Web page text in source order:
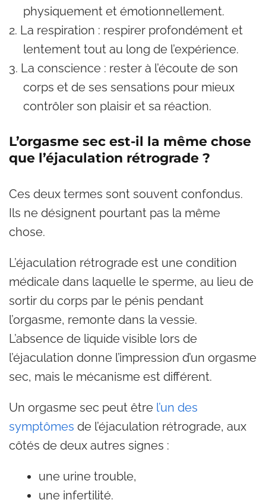
physiquement et émotionnellement.
La respiration : respirer profondément et
lentement tout au long de l’expérience.
La conscience : rester à l’écoute de son
corps et de ses sensations pour mieux
contrôler son plaisir et sa réaction.
L’orgasme sec est-il la même chose
que l’éjaculation rétrograde ?
Ces deux termes sont souvent confondus.
Ils ne désignent pourtant pas la même
chose.
L’éjaculation rétrograde est une condition
médicale dans laquelle le sperme, au lieu de
sortir du corps par le pénis pendant
l’orgasme, remonte dans la vessie.
L’absence de liquide visible lors de
l’éjaculation donne l’impression d’un orgasme
sec, mais le mécanisme est différent.
Un orgasme sec peut être l’un des
symptômes de l’éjaculation rétrograde, aux
côtés de deux autres signes :
une urine trouble,
une infertilité.